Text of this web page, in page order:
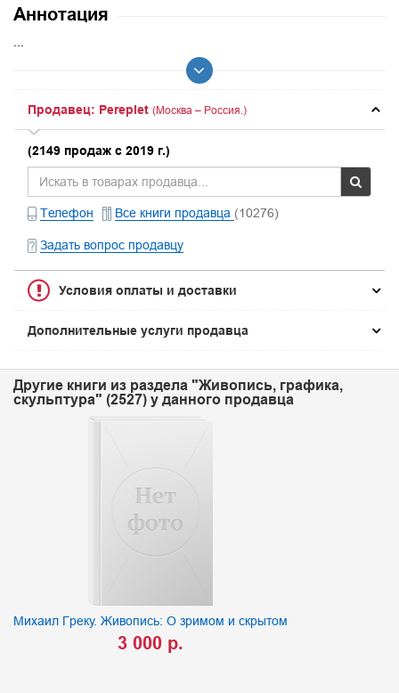
Аннотация
...
Продавец: Pereplet (Москва – Россия.)
(2149 продаж с 2019 г.)
Телефон Все книги продавца (10276)
Задать вопрос продавцу
Условия оплаты и доставки
Дополнительные услуги продавца
Другие книги из раздела "Живопись, графика,
скульптура" (2527) у данного продавца
Михаил Греку. Живопись: О зримом и скрытом
3 000 р.